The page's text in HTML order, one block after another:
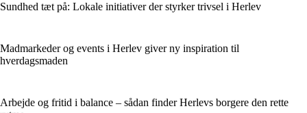
Sundhed tæt på: Lokale initiativer der styrker trivsel i Herlev
Madmarkeder og events i Herlev giver ny inspiration til
hverdagsmaden
Arbejde og fritid i balance – sådan finder Herlevs borgere den rette